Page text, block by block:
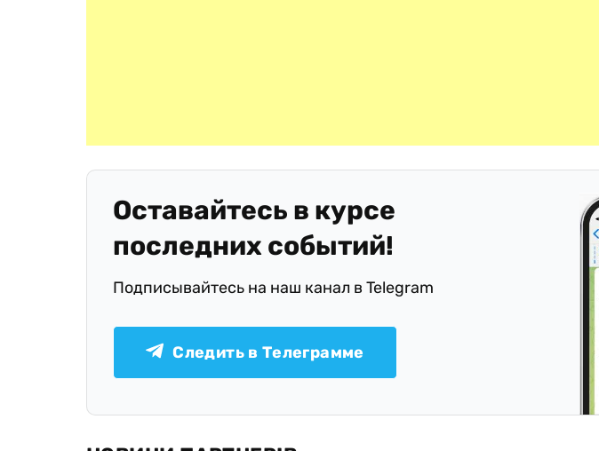
Оставайтесь в курсе
последних событий!
Подписывайтесь на наш канал в Telegram
Следить в Телеграмме